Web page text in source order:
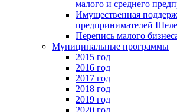
малого и среднего
Имущественная
предпринимателей
Перепись малого
Муниципальные программы
2015 год
2016 год
2017 год
2018 год
2019 год
2020 год